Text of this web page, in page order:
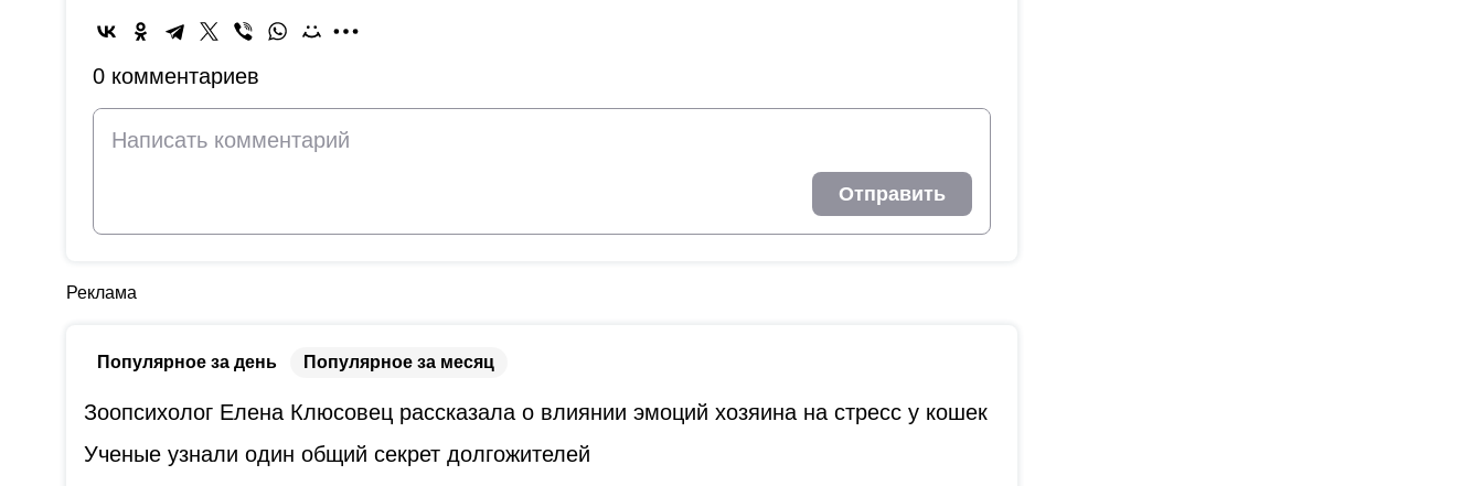
0 комментариев
Отправить
Реклама
Популярное за день Популярное за месяц
Зоопсихолог Елена Клюсовец рассказала о влиянии эмоций хозяина на стресс у кошек
Ученые узнали один общий секрет долгожителей